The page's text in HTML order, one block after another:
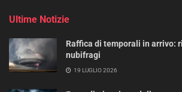
Ultime Notizie
Raffica di temporali in arrivo:
nubifragi
19 LUGLIO 2026